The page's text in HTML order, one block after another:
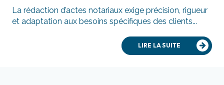
La rédaction d’actes notariaux exige précision, rigueur
et adaptation aux besoins spécifiques des clients...
LIRE LA SUITE